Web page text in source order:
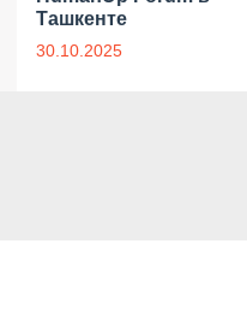
Ташкенте
30.10.2025